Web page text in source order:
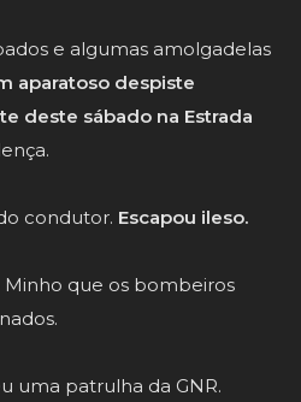
e algumas amolgadelas
aparatoso despiste
deste sábado na Estrada
condutor. Escapou ileso.
Minho que os bombeiros
uma patrulha da GNR.